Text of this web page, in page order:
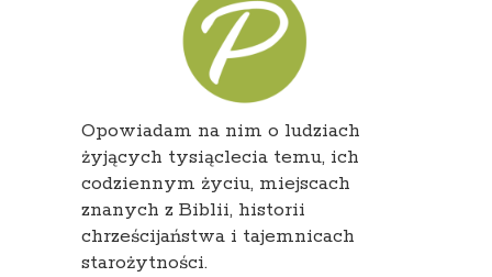
Opowiadam na nim o ludziach
żyjących tysiąclecia temu, ich
codziennym życiu, miejscach
znanych z Biblii, historii
chrześcijaństwa i tajemnicach
starożytności.